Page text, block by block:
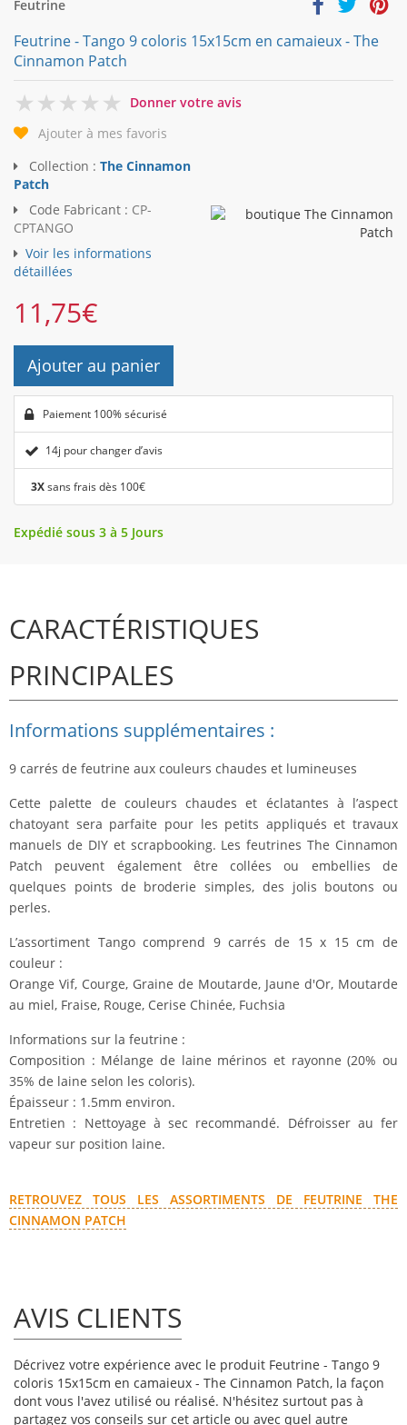
Feutrine
Feutrine - Tango 9 coloris 15x15cm en camaieux - The
Cinnamon Patch
0
Donner votre avis
Ajouter à mes favoris
Collection : The Cinnamon
Patch
Code Fabricant : CP-
CPTANGO
Voir les informations
détaillées
11,75€
Ajouter au panier
Paiement 100% sécurisé
14j pour changer d’avis
3Xsans frais dès 100€
Expédié sous 3 à 5 Jours
CARACTÉRISTIQUES
PRINCIPALES
Informations supplémentaires :
9 carrés de feutrine aux couleurs chaudes et lumineuses
Cette palette de couleurs chaudes et éclatantes à l’aspect
chatoyant sera parfaite pour les petits appliqués et travaux
manuels de DIY et scrapbooking. Les feutrines The Cinnamon
Patch peuvent également être collées ou embellies de
quelques points de broderie simples, des jolis boutons ou
perles.
L’assortiment Tango comprend 9 carrés de 15 x 15 cm de
couleur :
Orange Vif, Courge, Graine de Moutarde, Jaune d'Or, Moutarde
au miel, Fraise, Rouge, Cerise Chinée, Fuchsia
Informations sur la feutrine :
Composition : Mélange de laine mérinos et rayonne (20% ou
35% de laine selon les coloris).
Épaisseur : 1.5mm environ.
Entretien : Nettoyage à sec recommandé. Défroisser au fer
vapeur sur position laine.
RETROUVEZ TOUS LES ASSORTIMENTS DE FEUTRINE THE
CINNAMON PATCH
AVIS CLIENTS
Décrivez votre expérience avec le produit Feutrine - Tango 9
coloris 15x15cm en camaieux - The Cinnamon Patch, la façon
dont vous l'avez utilisé ou réalisé. N'hésitez surtout pas à
partagez vos conseils sur cet article ou avec quel autre